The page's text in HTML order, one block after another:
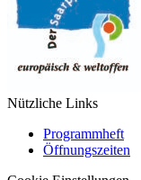
Nützliche Links
Programmheft
Öffnungszeiten